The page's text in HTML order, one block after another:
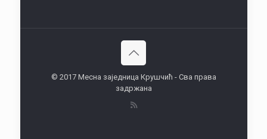
© 2017 Месна заједница Крушчић - Сва права
задржана